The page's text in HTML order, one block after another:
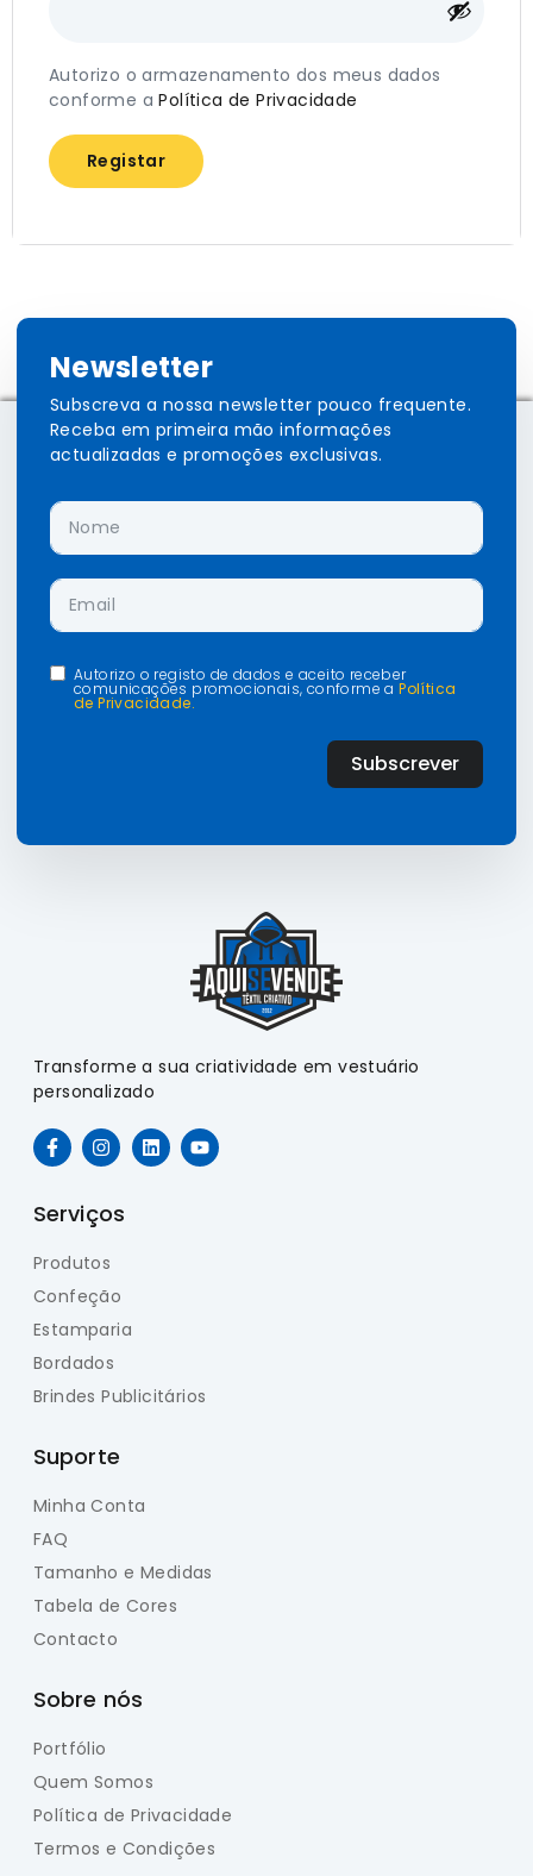
Autorizo o armazenamento dos meus dados
conforme aPolítica de Privacidade
Registar
Newsletter
Subscreva a nossa newsletter pouco frequente.
Receba em primeira mão informações
actualizadas e promoções exclusivas.
Autorizo o registo de dados e aceito receber
comunicações promocionais, conforme aPolítica
de Privacidade.
Subscrever
Transforme a sua criatividade em vestuário
personalizado
Serviços
Produtos
Confeção
Estamparia
Bordados
Brindes Publicitários
Suporte
Minha Conta
FAQ
Tamanho e Medidas
Tabela de Cores
Contacto
Sobre nós
Portfólio
Quem Somos
Política de Privacidade
Termos e Condições